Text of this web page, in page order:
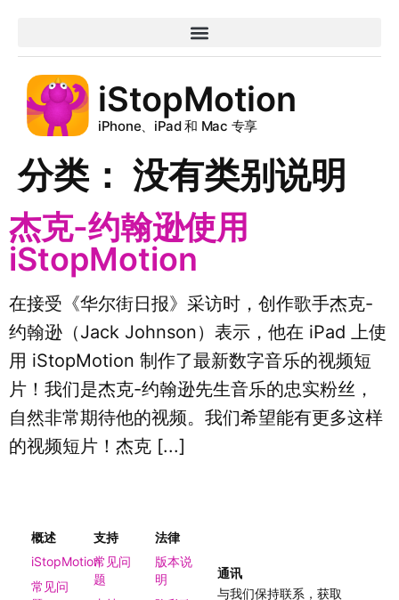
iStopMotion
iPhone、iPad 和 Mac 专享
分类： 没有类别说明
杰克-约翰逊使用
iStopMotion
在接受《华尔街日报》采访时，创作歌手杰克-
约翰逊（Jack Johnson）表示，他在 iPad 上使
用 iStopMotion 制作了最新数字音乐的视频短
片！我们是杰克-约翰逊先生音乐的忠实粉丝，
自然非常期待他的视频。我们希望能有更多这样
的视频短片！杰克 [...]
概述
iStopMotion
常见问
支持
常见问
题
法律
版本说
明
通讯
与我们保持联系，获取